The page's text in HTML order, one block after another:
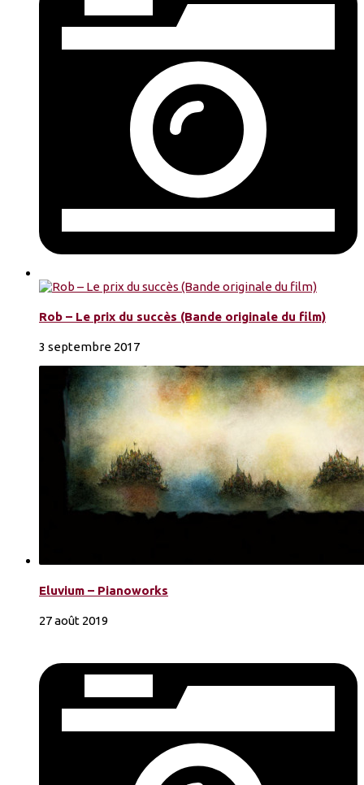
Rob – Le prix du succès (Bande originale du film)
3 septembre 2017
Eluvium – Pianoworks
27 août 2019